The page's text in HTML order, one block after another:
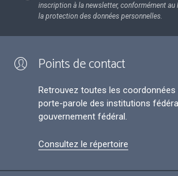
inscription à la newsletter, conformément au
la protection des données personnelles.
Points de contact
Retrouvez toutes les
porte-parole des institutions
gouvernement fédéral.
Consultez le répertoire